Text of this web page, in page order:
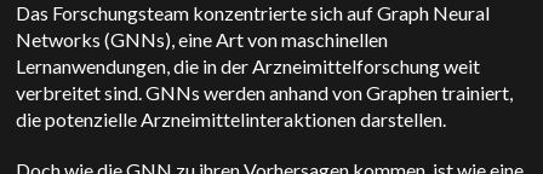
Das Forschungsteam konzentrierte sich auf Graph Neural
Networks (GNNs), eine Art von maschinellen
Lernanwendungen, die in der Arzneimittelforschung weit
verbreitet sind. GNNs werden anhand von Graphen trainiert,
die potenzielle Arzneimittelinteraktionen darstellen.